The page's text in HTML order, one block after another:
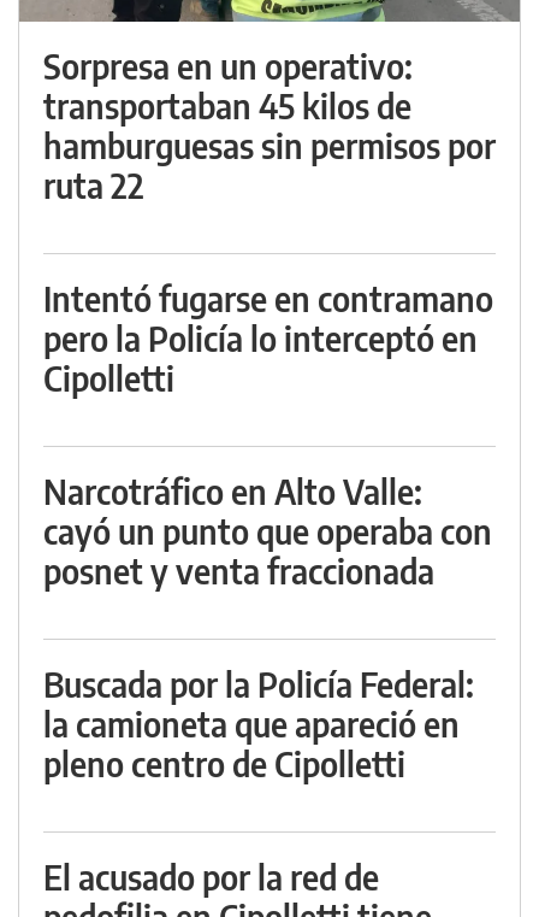
Sorpresa en un operativo:
transportaban 45 kilos de
hamburguesas sin permisos por
ruta 22
Intentó fugarse en contramano
pero la Policía lo interceptó en
Cipolletti
Narcotráfico en Alto Valle:
cayó un punto que operaba con
posnet y venta fraccionada
Buscada por la Policía Federal:
la camioneta que apareció en
pleno centro de Cipolletti
El acusado por la red de